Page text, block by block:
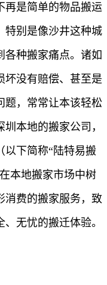
再是简单的物品搬运
特别是像沙井这种城
各种搬家痛点。诸如
坏没有赔偿、甚至是
题，常常让本该轻松
本地的搬家公司，
以下简称“陆特易搬
本地搬家市场中树
消费的搬家服务，致
无忧的搬迁体验。